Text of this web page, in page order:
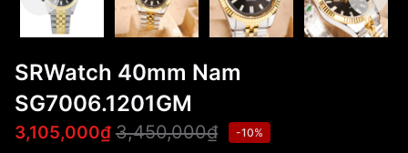
SRWatch 40mm Nam
SG7006.1201GM
3,105,000₫ 3,450,000₫ -10%